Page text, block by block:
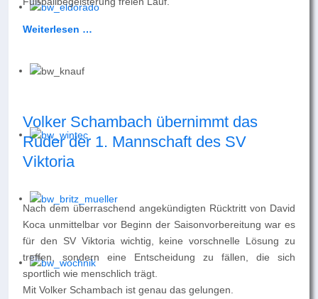
Weiterlesen …
Volker Schambach übernimmt das
Ruder der 1. Mannschaft des SV
Viktoria
Nach dem überraschend angekündigten Rücktritt von David
Koca unmittelbar vor Beginn der Saisonvorbereitung war es
für den SV Viktoria wichtig, keine vorschnelle Lösung zu
treffen, sondern eine Entscheidung zu fällen, die sich
sportlich wie menschlich trägt.
Mit Volker Schambach ist genau das gelungen.